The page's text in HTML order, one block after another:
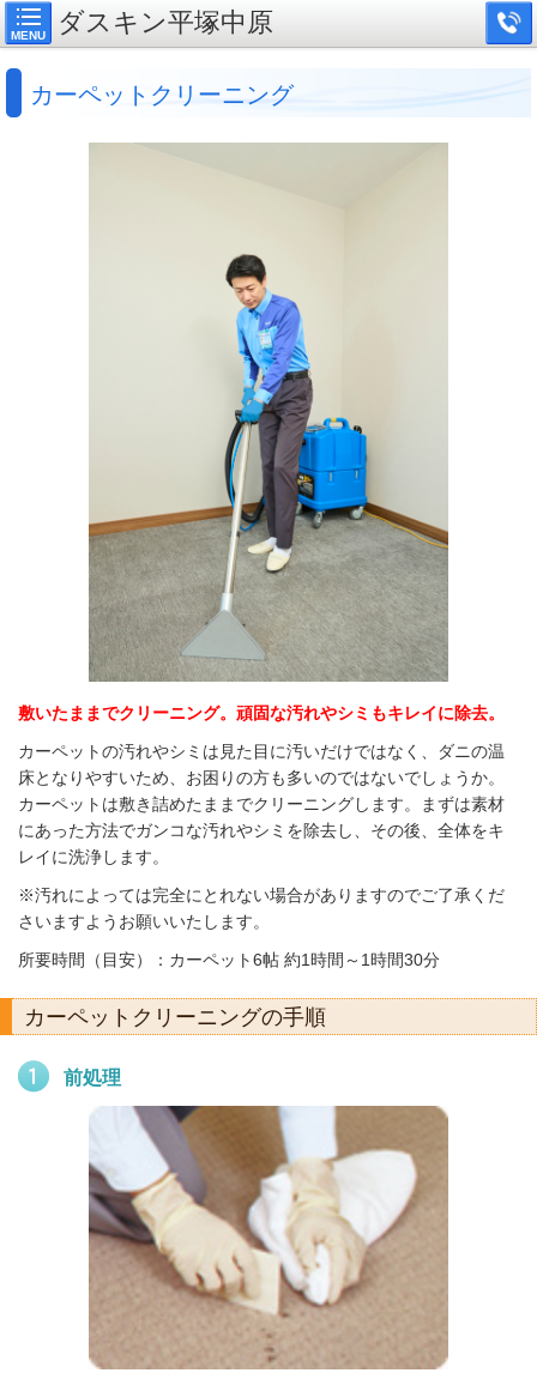
MENU ダスキン平塚中原
カーペットクリーニング
敷いたままでクリーニング。頑固な汚れやシミもキレイに除去。
カーペットの汚れやシミは見た目に汚いだけではなく、ダニの温
床となりやすいため、お困りの方も多いのではないでしょうか。
カーペットは敷き詰めたままでクリーニングします。まずは素材
にあった方法でガンコな汚れやシミを除去し、その後、全体をキ
レイに洗浄します。
※汚れによっては完全にとれない場合がありますのでご了承くだ
さいますようお願いいたします。
所要時間（目安）：カーペット6帖 約1時間～1時間30分
カーペットクリーニングの手順
前処理